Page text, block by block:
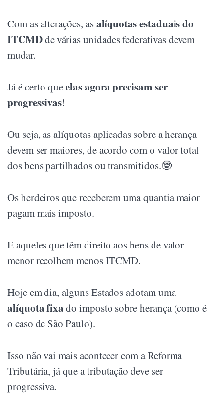
Com as alterações, asalíquotas estaduais do
ITCMDde várias unidades federativas devem
mudar.
Já é certo queelas agora precisam ser
progressivas!
Ou seja, as alíquotas aplicadas sobre a herança
devem ser maiores, de acordo com o valor total
dos bens partilhados ou transmitidos.🤓
Os herdeiros que receberem uma quantia maior
pagam mais imposto.
E aqueles que têm direito aos bens de valor
menor recolhem menos ITCMD.
Hoje em dia, alguns Estados adotam uma
alíquota fixa do imposto sobre herança (como é
o caso de São Paulo).
Isso não vai mais acontecer com a Reforma
Tributária, já que a tributação deve ser
progressiva.